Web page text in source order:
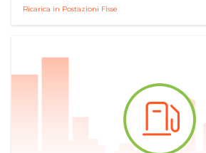
Ricarica in Postazioni Fisse